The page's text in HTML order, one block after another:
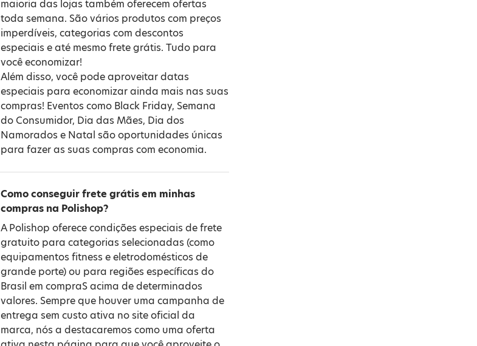
maioria das lojas também oferecem ofertas
toda semana. São vários produtos com preços
imperdíveis, categorias com descontos
especiais e até mesmo frete grátis. Tudo para
você economizar!
Além disso, você pode aproveitar datas
especiais para economizar ainda mais nas suas
compras! Eventos como Black Friday, Semana
do Consumidor, Dia das Mães, Dia dos
Namorados e Natal são oportunidades únicas
para fazer as suas compras com economia.
Como conseguir frete grátis em minhas
compras na Polishop?
A Polishop oferece condições especiais de frete
gratuito para categorias selecionadas (como
equipamentos fitness e eletrodomésticos de
grande porte) ou para regiões específicas do
Brasil em compraS acima de determinados
valores. Sempre que houver uma campanha de
entrega sem custo ativa no site oficial da
marca, nós a destacaremos como uma oferta